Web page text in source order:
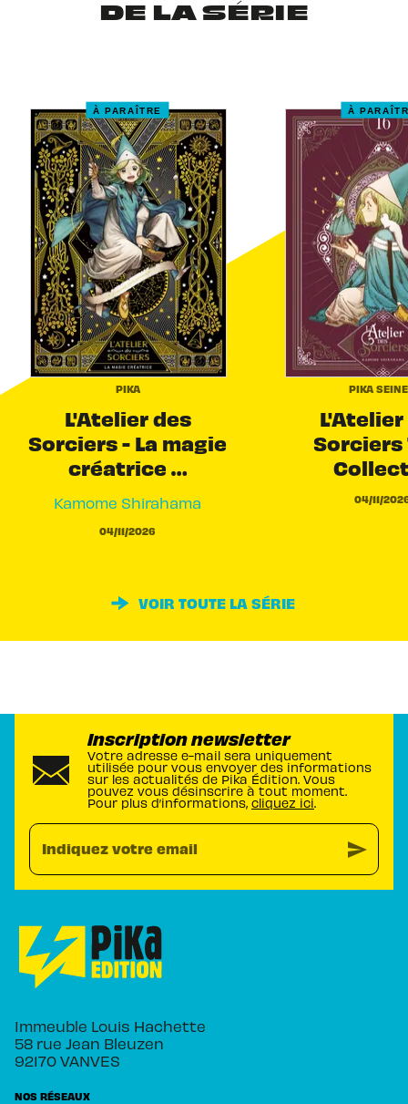
DE LA SÉRIE
À PARAÎTRE
PIKA
L'Atelier des
Sorciers - La magie
créatrice …
Kamome Shirahama
04/11/2026
À
PIKA
L'Atelier
Sorciers
04/11/
VOIR TOUTE LA SÉRIE
Inscription newsletter
Votre adresse e-mail sera uniquement
utilisée pour vous envoyer des informations
sur les actualités de Pika Édition. Vous
pouvez vous désinscrire à tout moment.
Pour plus d’informations, cliquez ici.
Indiquez votre email send
Immeuble Louis Hachette
58 rue Jean Bleuzen
92170 VANVES
NOS RÉSEAUX